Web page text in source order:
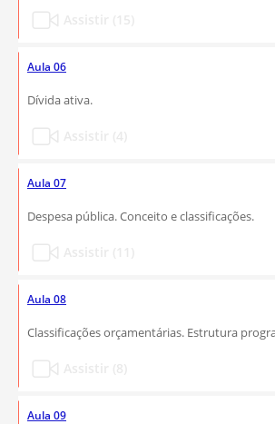
Aula 06
Dívida ativa.
Aula 07
Despesa pública. Conceito e classificações.
Aula 08
Classificações orçamentárias. Estrutura
Aula 09